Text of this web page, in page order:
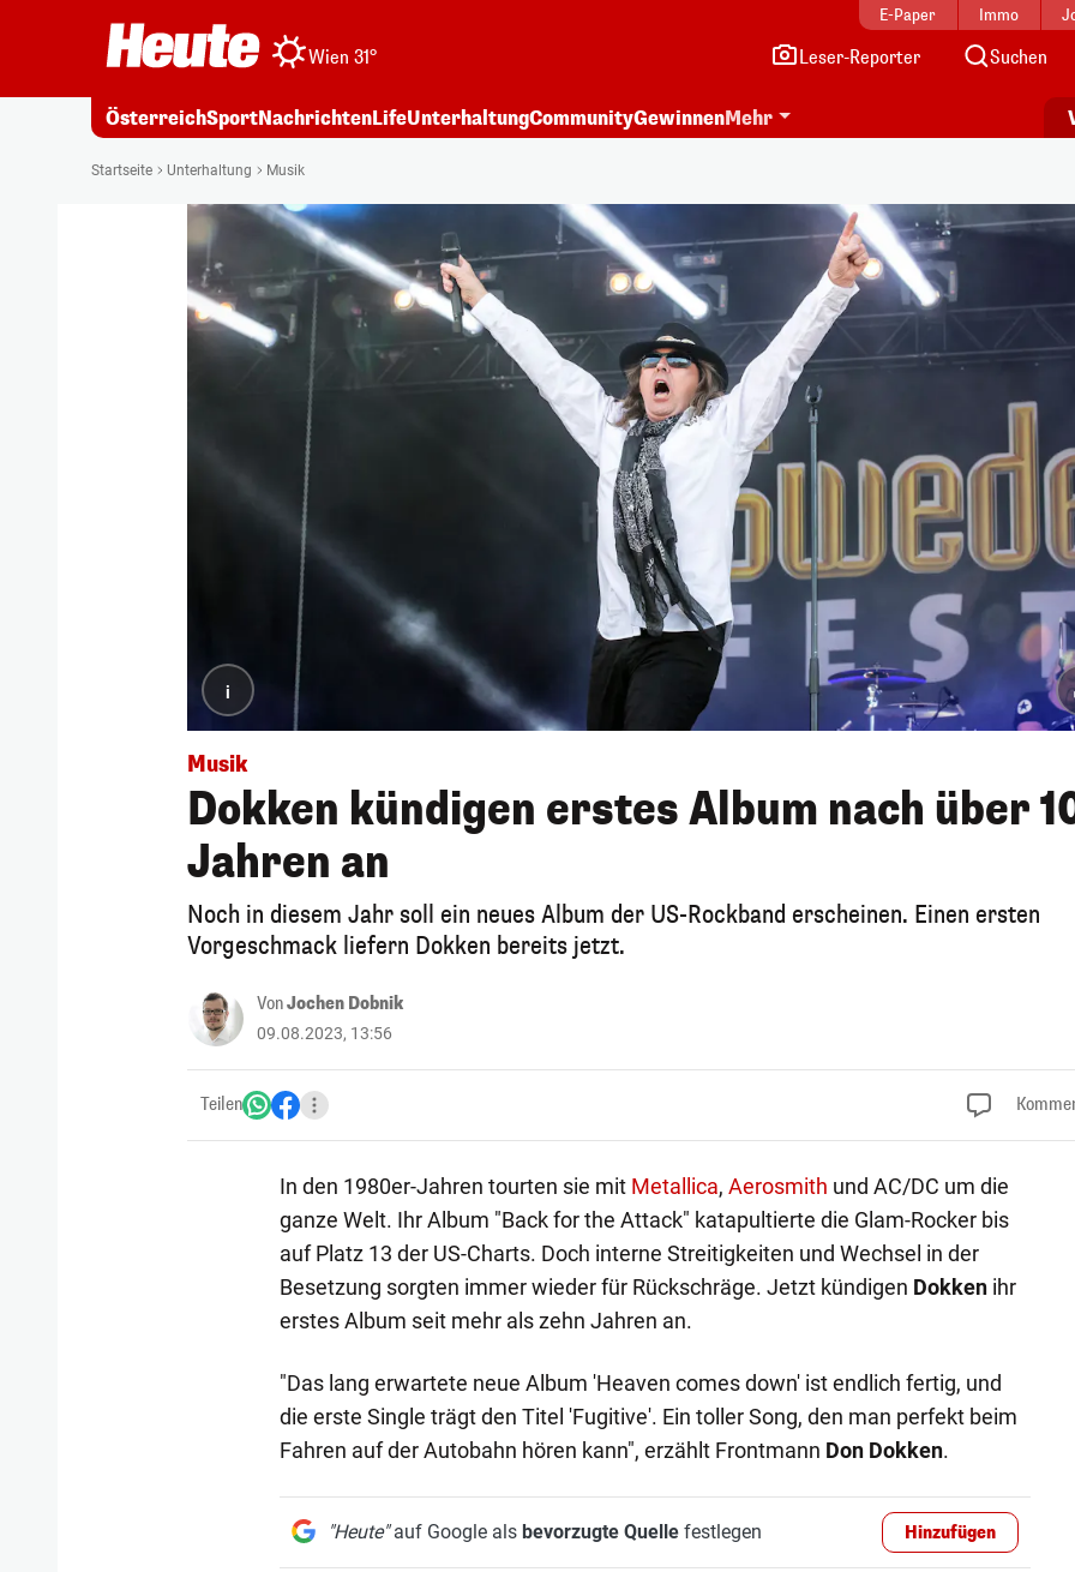
E-Paper Immo
Wien 31° Leser-Reporter Suchen
ÖsterreichSportNachrichtenLifeUnterhaltungCommunityGewinnenMehr
Startseite Unterhaltung Musik
i
Musik
Dokken kündigen erstes Album nach über
Jahren an
Noch in diesem Jahr soll ein neues Album der US-Rockband erscheinen. Einen ersten
Vorgeschmack liefern Dokken bereits jetzt.
VonJochen Dobnik
09.08.2023, 13:56
Teilen
In den 1980er-Jahren tourten sie mit Metallica, Aerosmith und AC/DC um die
ganze Welt. Ihr Album "Back for the Attack" katapultierte die Glam-Rocker bis
auf Platz 13 der US-Charts. Doch interne Streitigkeiten und Wechsel in der
Besetzung sorgten immer wieder für Rückschräge. Jetzt kündigen Dokkenihr
erstes Album seit mehr als zehn Jahren an.
"Das lang erwartete neue Album 'Heaven comes down' ist endlich fertig, und
die erste Single trägt den Titel 'Fugitive'. Ein toller Song, den man perfekt beim
Fahren auf der Autobahn hören kann", erzählt Frontmann Don Dokken.
"Heute"auf Google als bevorzugte Quellefestlegen Hinzufügen